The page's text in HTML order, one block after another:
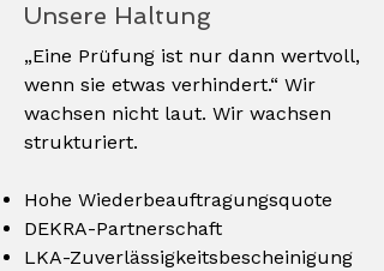
Unsere Haltung
„Eine Prüfung ist nur dann wertvoll,
wenn sie etwas verhindert.“ Wir
wachsen nicht laut. Wir wachsen
strukturiert.
Hohe Wiederbeauftragungsquote
DEKRA-Partnerschaft
LKA-Zuverlässigkeitsbescheinigung